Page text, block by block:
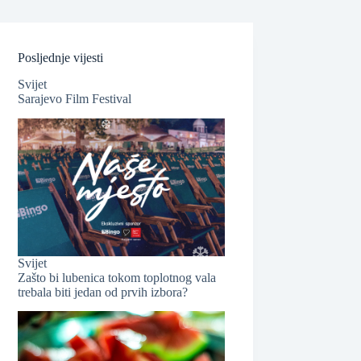
Posljednje vijesti
Svijet
Sarajevo Film Festival
Svijet
Zašto bi lubenica tokom toplotnog vala
trebala biti jedan od prvih izbora?
❆